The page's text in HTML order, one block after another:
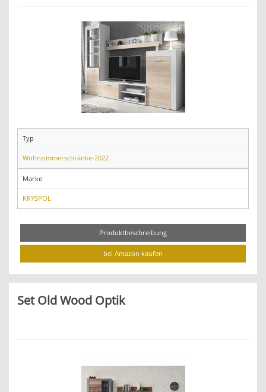
Typ
Wohnzimmerschränke-2022
Marke
KRYSPOL
Produktbeschreibung
bei Amazon kaufen
Set Old Wood Optik